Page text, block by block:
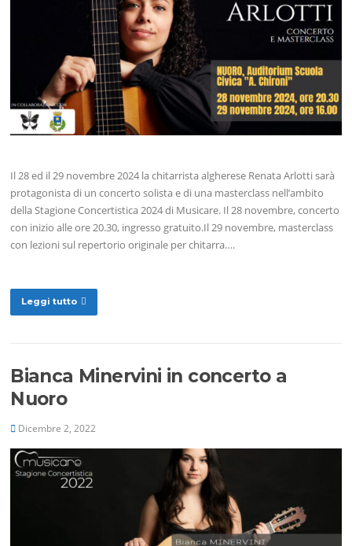
Il 28 ed il 29 novembre 2024 la chitarrista algherese Renata Arlotti sarà
protagonista di un concerto solista e di una masterclass nell’ambito
della Stagione Concertistica 2024 di Musicare. Il 28 novembre, concerto
con inizio alle ore 20.30, ingresso gratuito.Il 29 novembre, masterclass
con lezioni sul repertorio originale per chitarra….
Leggi tutto
Bianca Minervini in concerto a
Nuoro
Dicembre 2, 2022